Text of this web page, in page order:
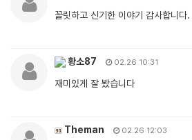
꼴릿하고 신기한 이야기 감사합니다.
황소87 02.26 10:31
재미있게 잘 봤습니다
Theman 02.26 12:03